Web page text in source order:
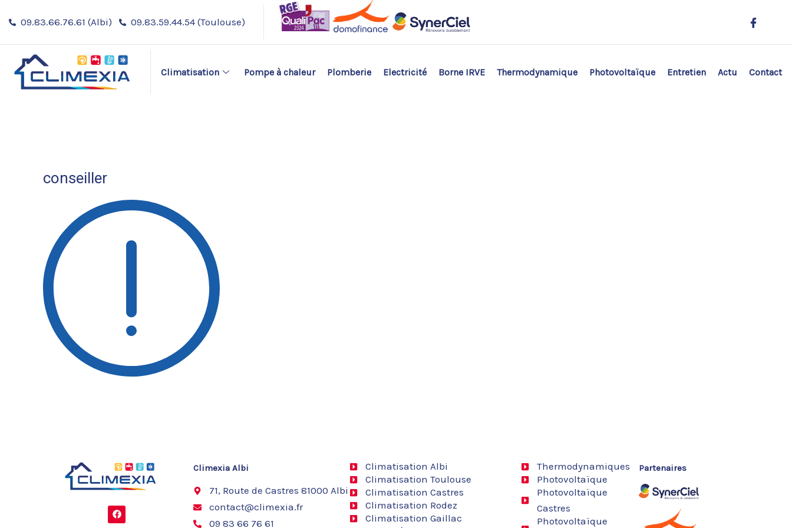
au
09.83.66.76.61 (Albi) 09.83.59.44.54 (Toulouse)
Climatisation Pompe à chaleur Plomberie Electricité Borne IRVE Thermodynamique Photovoltaïque Entretien Actu Contact
conseiller
F
a
Climexia Albi
71, Route de Castres 81000 Albi
contact@climexia.fr
09 83 66 76 61
Climatisation Albi
Climatisation Toulouse
Climatisation Castres
Climatisation Rodez
Climatisation Gaillac
Thermodynamiques
Photovoltaïque
Photovoltaïque
Castres
Photovoltaïque
Partenaires